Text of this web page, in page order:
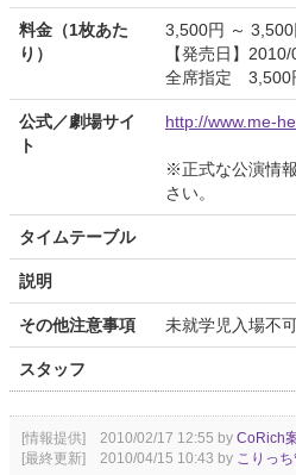
料金（1枚あた
り）
3,500円 ～ 3,500
【発売日】
全席指定 3,500
公式／劇場サイ
ト
http://www.me-
※正式な公演情
さい。
タイムテーブル
説明
その他注意事項 未就学児入場不可
スタッフ
[情報提供] 2010/02/17 12:55 by CoRich
[最終更新] 2010/04/15 10:43 by こりっち